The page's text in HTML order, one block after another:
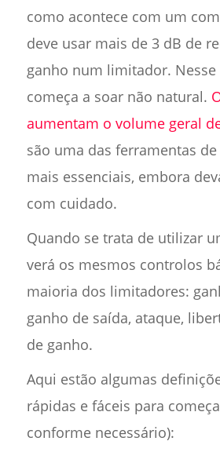
como acontece com um
deve usar mais de 3 dB de
ganho num limitador. Nesse
começa a soar não natural.
aumentam o volume geral
são uma das ferramentas
mais essenciais, embora
com cuidado.
Quando se trata de utilizar
verá os mesmos controlos
maioria dos limitadores:
ganho de saída, ataque,
de ganho.
Aqui estão algumas
rápidas e fáceis para
conforme necessário):